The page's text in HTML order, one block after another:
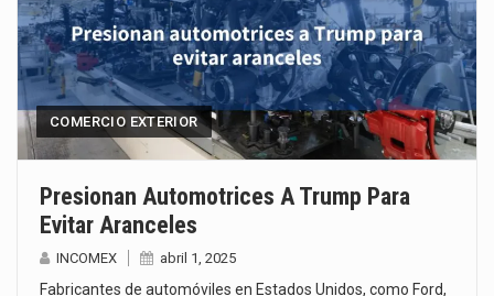
COMERCIO EXTERIOR
Presionan Automotrices A Trump Para
Evitar Aranceles
INCOMEX abril 1, 2025
Fabricantes de automóviles en Estados Unidos, como Ford,